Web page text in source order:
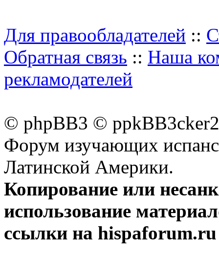
Для правообладателей ::
Обратная связь :: Наша
рекламодателей
© phpBB3 ©
Форум изучающих
Латинской Америки.
Копирование или
использование
ссылки на hispaforum.ru